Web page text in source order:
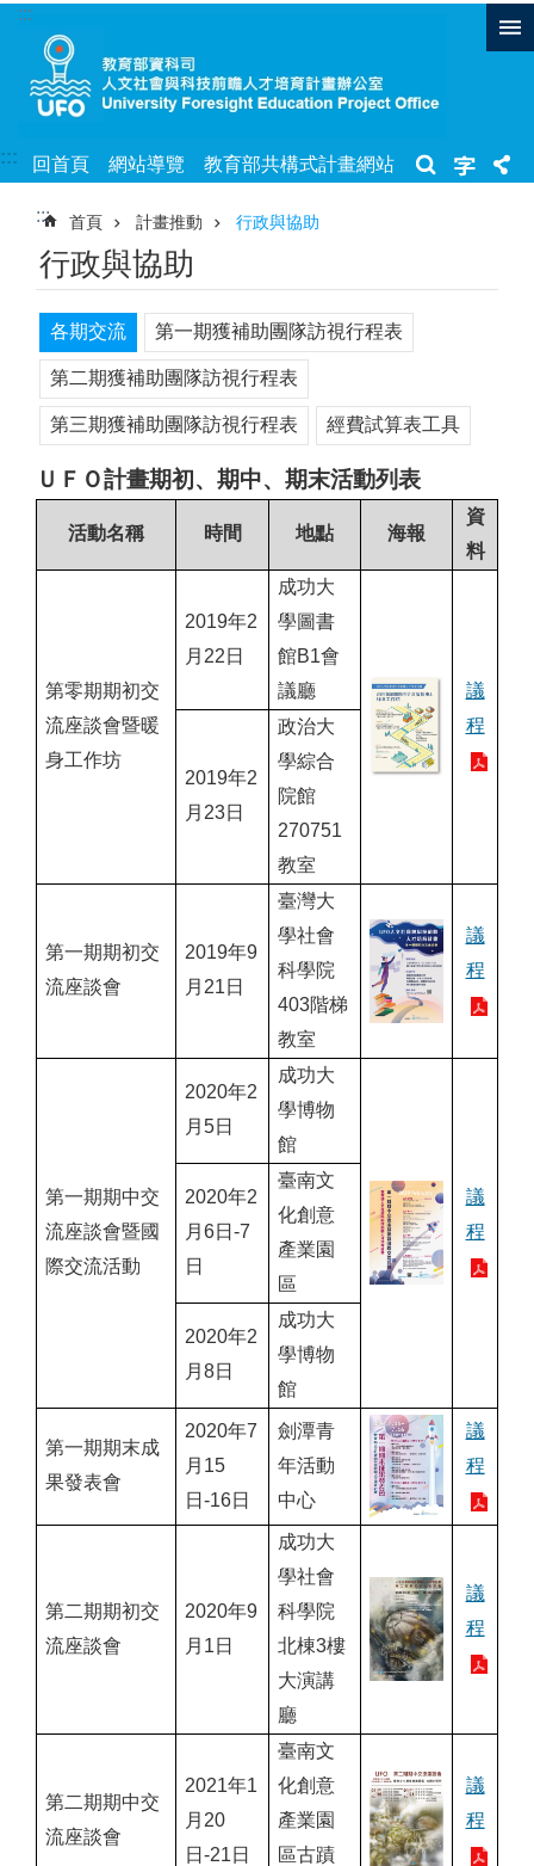
跳到主要內容區塊
:::
回首頁 網站導覽 教育部共構式計畫網站
:::
::: 首頁 計畫推動 行政與協助
行政與協助
各期交流 第一期獲補助團隊訪視行程表
第二期獲補助團隊訪視行程表
第三期獲補助團隊訪視行程表 經費試算表工具
ＵＦＯ計畫期初、期中、期末活動列表
活動名稱 時間 地點 海報
資
料
第零期期初交
流座談會暨暖
身工作坊
2019年2
月22日
成功大
學圖書
館B1會
議廳
議
程
2019年2
月23日
政治大
學綜合
院館
270751
教室
第一期期初交
流座談會
2019年9
月21日
臺灣大
學社會
科學院
403階梯
教室
議
程
第一期期中交
流座談會暨國
際交流活動
2020年2
月5日
成功大
學博物
館
議
程
2020年2
月6日-7
日
臺南文
化創意
產業園
區
2020年2
月8日
成功大
學博物
館
第一期期末成
果發表會
2020年7
月15
日-16日
劍潭青
年活動
中心
議
程
第二期期初交
流座談會
2020年9
月1日
成功大
學社會
科學院
北棟3樓
大演講
廳
議
程
第二期期中交
流座談會
2021年1
月20
日-21日
臺南文
化創意
產業園
區古蹟
議
程